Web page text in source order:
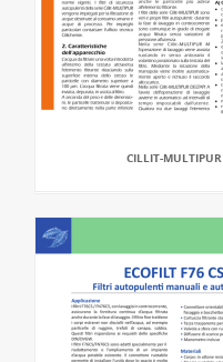
CILLIT-MULTIPUR